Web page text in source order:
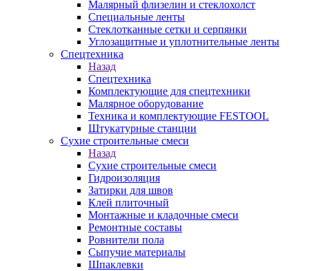
Малярный флизелин и стеклохолст
Специальные ленты
Стеклотканные сетки и серпянки
Углозащитные и уплотнительные ленты
Спецтехника
Назад
Спецтехника
Комплектующие для спецтехники
Малярное оборудование
Техника и комплектующие FESTOOL
Штукатурные станции
Сухие строительные смеси
Назад
Сухие строительные смеси
Гидроизоляция
Затирки для швов
Клей плиточный
Монтажные и кладочные смеси
Ремонтные составы
Ровнители пола
Сыпучие материалы
Шпаклевки